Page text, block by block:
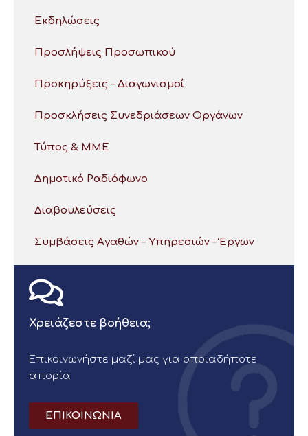
Εκδηλώσεις
Προσλήψεις Προσωπικού
Προκηρύξεις – Διαγωνισμοί
Προσκλήσεις Συνεδριάσεων Οργάνων
Τύπος & ΜΜΕ
Δημοτικό Ραδιόφωνο
Διαβουλεύσεις
Συμβάσεις Αγαθών – Υπηρεσιών – Έργων
Χρειάζεστε βοήθεια;
Επικοινωνήστε μαζί μας για οποιαδήποτε
απορία
ΕΠΙΚΟΙΝΩΝΙΑ